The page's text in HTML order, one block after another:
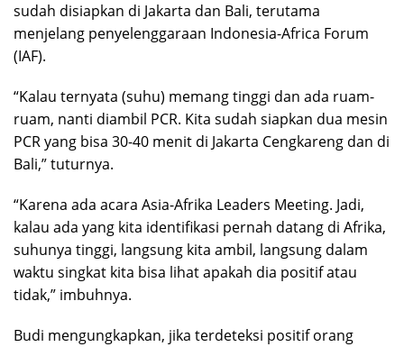
sudah disiapkan di Jakarta dan Bali, terutama
menjelang penyelenggaraan Indonesia-Africa Forum
(IAF).
“Kalau ternyata (suhu) memang tinggi dan ada ruam-
ruam, nanti diambil PCR. Kita sudah siapkan dua mesin
PCR yang bisa 30-40 menit di Jakarta Cengkareng dan di
Bali,” tuturnya.
“Karena ada acara Asia-Afrika Leaders Meeting. Jadi,
kalau ada yang kita identifikasi pernah datang di Afrika,
suhunya tinggi, langsung kita ambil, langsung dalam
waktu singkat kita bisa lihat apakah dia positif atau
tidak,” imbuhnya.
Budi mengungkapkan, jika terdeteksi positif orang